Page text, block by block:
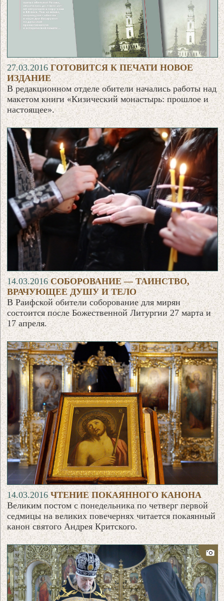
27.03.2016ГОТОВИТСЯ К ПЕЧАТИ НОВОЕ
ИЗДАНИЕ
В редакционном отделе обители начались работы над
макетом книги «Кизический монастырь: прошлое и
настоящее».
14.03.2016СОБОРОВАНИЕ — ТАИНСТВО,
ВРАЧУЮЩЕЕ ДУШУ И ТЕЛО
В Раифской обители соборование для мирян
состоится после Божественной Литургии 27 марта и
17 апреля.
14.03.2016ЧТЕНИЕ ПОКАЯННОГО КАНОНА
Великим постом с понедельника по четверг первой
седмицы на великих повечернях читается покаянный
канон святого Андрея Критского.